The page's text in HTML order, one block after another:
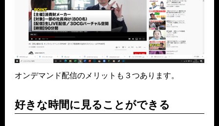
オンデマンド配信のメリットも３つあります。
好きな時間に見ることができる